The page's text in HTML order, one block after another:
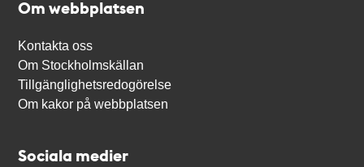
Om webbplatsen
Kontakta oss
Om Stockholmskällan
Tillgänglighetsredogörelse
Om kakor på webbplatsen
Sociala medier